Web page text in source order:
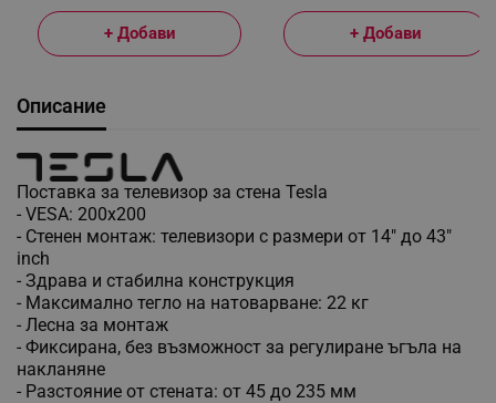
+ Добави + Добави
Описание
Поставка за телевизор за стена Tesla
- VESA: 200x200
- Стенен монтаж: телевизори с размери от 14" до 43"
inch
- Здрава и стабилна конструкция
- Максимално тегло на натоварване: 22 кг
- Лесна за монтаж
- Фиксирана, без възможност за регулиране ъгъла на
накланяне
- Разстояние от стената: от 45 до 235 мм